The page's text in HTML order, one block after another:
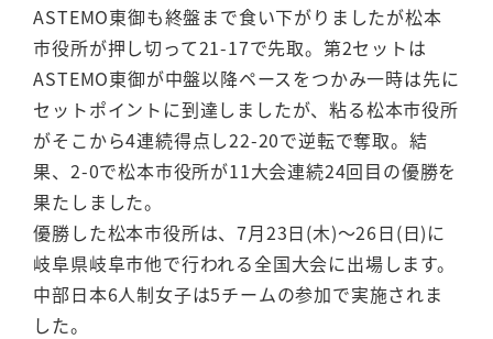
ASTEMO東御も終盤まで食い下がりましたが松本
市役所が押し切って21-17で先取。第2セットは
ASTEMO東御が中盤以降ペースをつかみ一時は先に
セットポイントに到達しましたが、粘る松本市役所
がそこから4連続得点し22-20で逆転で奪取。結
果、2-0で松本市役所が11大会連続24回目の優勝を
果たしました。
優勝した松本市役所は、7月23日(木)～26日(日)に
岐阜県岐阜市他で行われる全国大会に出場します。
中部日本6人制女子は5チームの参加で実施されま
した。